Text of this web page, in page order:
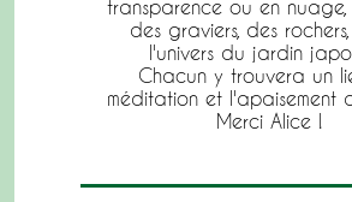
transparence ou en nuage,
des graviers, des
l'univers du jardin
Chacun y trouvera un
méditation et l'apaisement
Merci Alice !